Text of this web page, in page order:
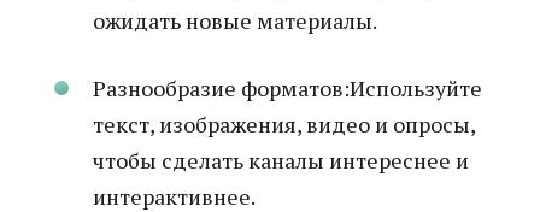
ожидать новые материалы.
Разнообразие форматов:Используйте
текст, изображения, видео и опросы,
чтобы сделать каналы интереснее и
интерактивнее.